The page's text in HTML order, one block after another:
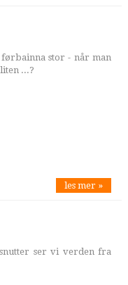
stor - når man
...?
les mer »
ser vi verden fra